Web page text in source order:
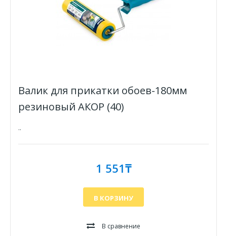
Валик для прикатки обоев-180мм
резиновый АКОР (40)
..
1 551₸
В КОРЗИНУ
В сравнение